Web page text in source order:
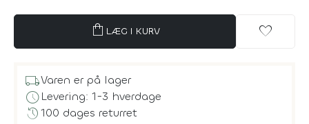
shopping_bag LÆG I KURV favorite
local_shippingVaren er på lager
scheduleLevering: 1-3 hverdage
history100 dages returret